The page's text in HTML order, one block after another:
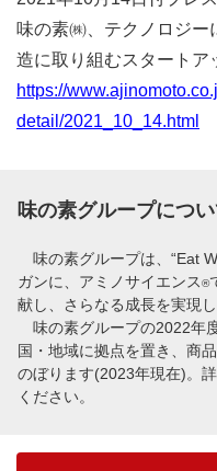
味の素㈱、テクノロジー
造に取り組むスタートア
https://
detail/2021_10_14.html
味の素グループにつ
味の素グループは、“Eat
ガンに、アミノサイエンス®
献し、さらなる成長を実現し
味の素グループの2022年
国・地域に拠点を置き、商
のぼります(2023年現在)。詳
ください。